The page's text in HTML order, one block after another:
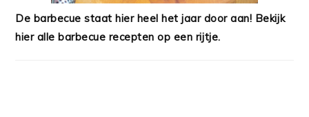
De barbecue staat hier heel het jaar door aan! Bekijk
hier alle barbecue recepten op een rijtje.